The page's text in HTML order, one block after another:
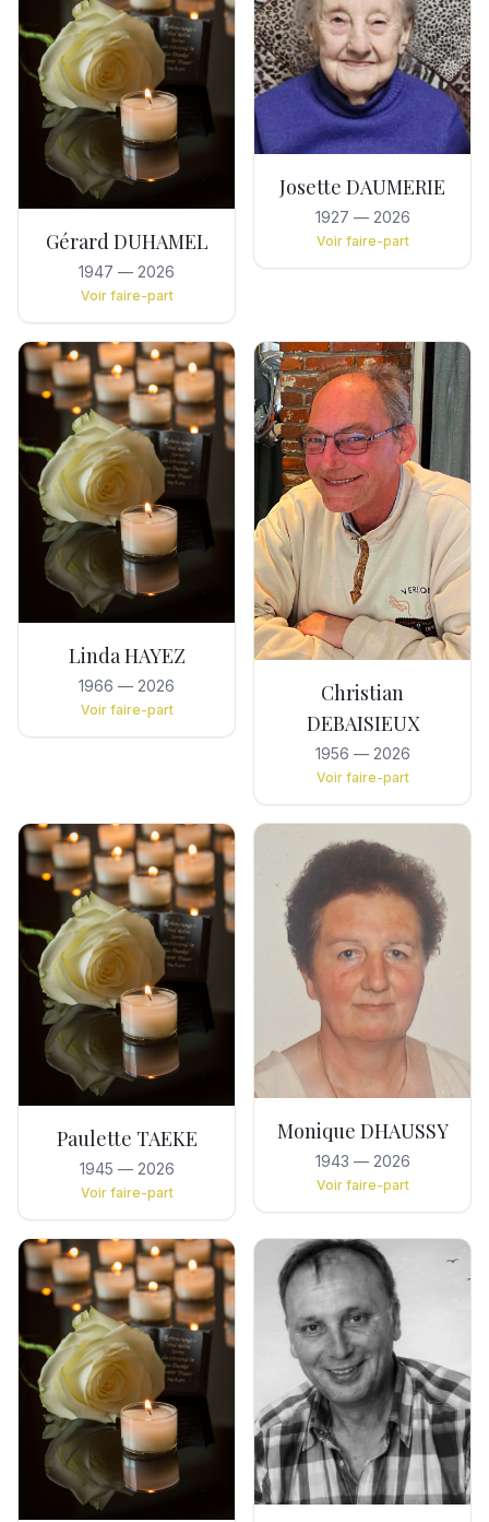
Gérard DUHAMEL
1947 — 2026
Voir faire-part
Josette DAUMERIE
1927 — 2026
Voir faire-part
Linda HAYEZ
1966 — 2026
Voir faire-part
Christian
DEBAISIEUX
1956 — 2026
Voir faire-part
Paulette TAEKE
1945 — 2026
Voir faire-part
Monique DHAUSSY
1943 — 2026
Voir faire-part